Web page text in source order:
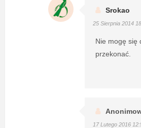
Srokao
25 Sierpnia 2014
Nie mogę się
przekonać.
17 Lutego 2016